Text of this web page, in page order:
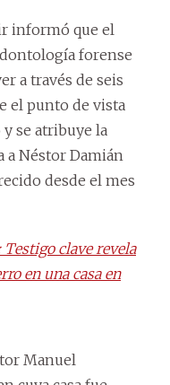
informó que el
forense
a través de seis
el punto de vista
se atribuye la
a Néstor Damián
desde el mes
Testigo clave revela
en una casa en
Manuel